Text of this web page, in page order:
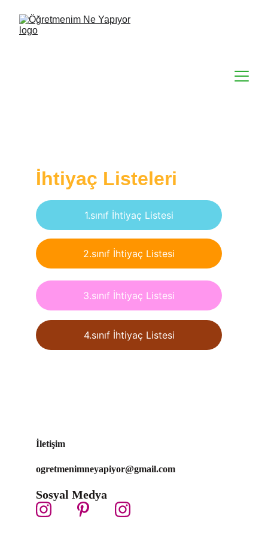
İhtiyaç Listeleri
1.sınıf İhtiyaç Listesi
3.sınıf İhtiyaç Listesi
2.sınıf İhtiyaç Listesi
4.sınıf İhtiyaç Listesi
İletişim
ogretmenimneyapiyor@gmail.com
Sosyal Medya